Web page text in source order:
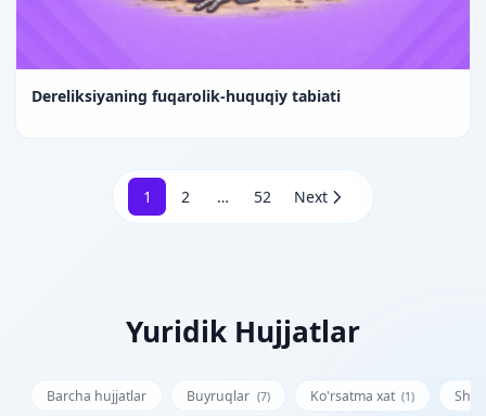
Dereliksiyaning fuqarolik-huquqiy tabiati
1 2 … 52 Next
Yuridik Hujjatlar
Barcha hujjatlar Buyruqlar (7) Ko'rsatma xat (1)